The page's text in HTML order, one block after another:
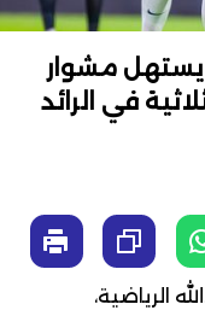
يستهل مشوار
في الرائد
الرياضية،